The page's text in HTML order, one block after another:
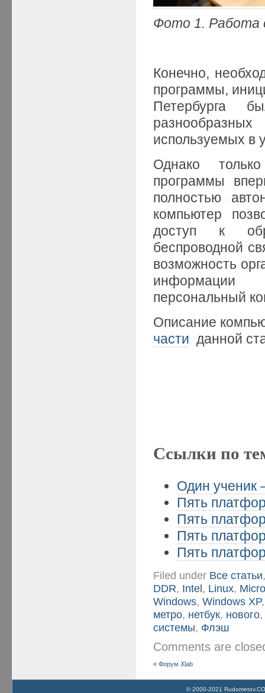
Фото 1. Работа
Конечно,
программы,
Петербурга
используемых в
Однако
программы
полностью
компьютер
доступ к
беспроводной
возможность
информации
персональный
Описание
части данной
Ссылки по
Один ученик
Пять
Пять
Пять
Пять
Filed under Все статьи
DDR, Intel, Linux,
Windows,Windows XP
метро, нетбук, нового
системы, Флэш
Comments are
«Форум Xlab
© 2000-2021